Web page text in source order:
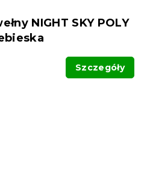
NIGHT SKY POLY
Szczegóły